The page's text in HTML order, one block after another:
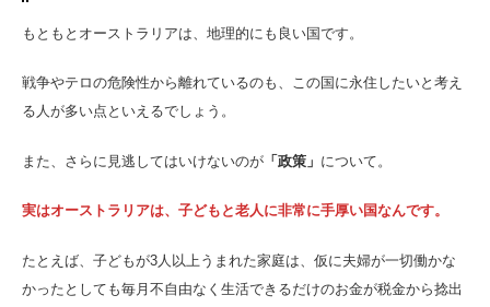
もともとオーストラリアは、地理的にも良い国です。
戦争やテロの危険性から離れているのも、この国に永住したいと考え
る人が多い点といえるでしょう。
また、さらに見逃してはいけないのが 「政策」 について。
実はオーストラリアは、子どもと老人に非常に手厚い国なんです。
たとえば、子どもが3人以上うまれた家庭は、仮に夫婦が一切働かな
かったとしても毎月不自由なく生活できるだけのお金が税金から捻出